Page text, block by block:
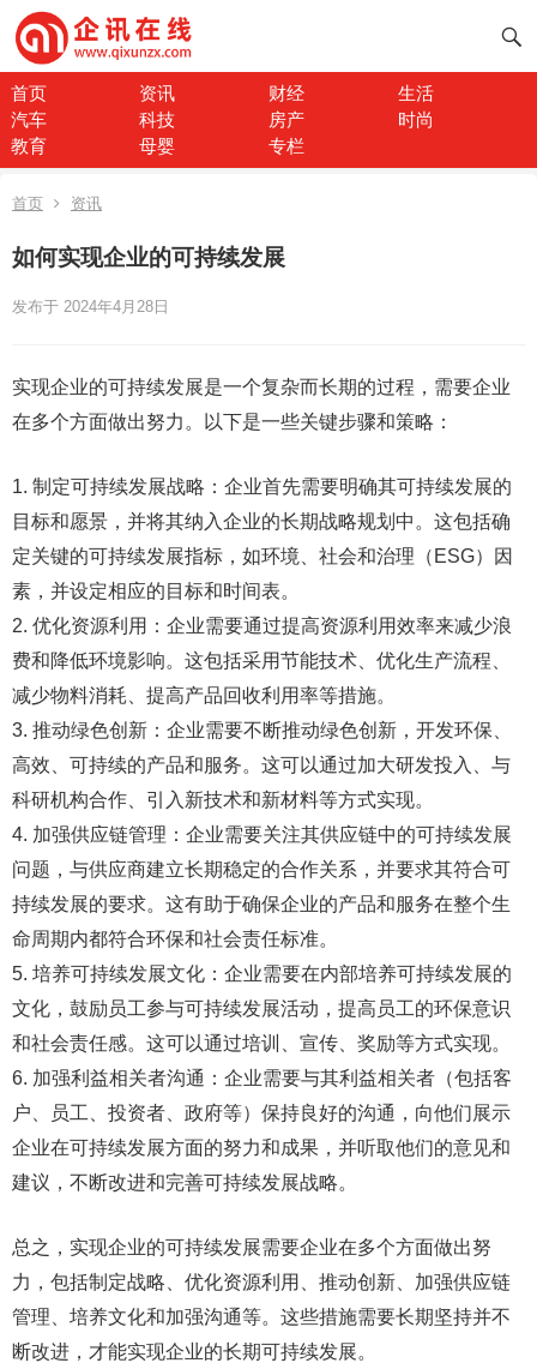
首页 资讯 财经
生活
汽车
科技 房产
时尚
教育
母婴 专栏
首页 资讯
如何实现企业的可持续发展
发布于 2024年4月28日
实现企业的可持续发展是一个复杂而长期的过程，需要企业
在多个方面做出努力。以下是一些关键步骤和策略：
1. 制定可持续发展战略：企业首先需要明确其可持续发展的
目标和愿景，并将其纳入企业的长期战略规划中。这包括确
定关键的可持续发展指标，如环境、社会和治理（ESG）因
素，并设定相应的目标和时间表。
2. 优化资源利用：企业需要通过提高资源利用效率来减少浪
费和降低环境影响。这包括采用节能技术、优化生产流程、
减少物料消耗、提高产品回收利用率等措施。
3. 推动绿色创新：企业需要不断推动绿色创新，开发环保、
高效、可持续的产品和服务。这可以通过加大研发投入、与
科研机构合作、引入新技术和新材料等方式实现。
4. 加强供应链管理：企业需要关注其供应链中的可持续发展
问题，与供应商建立长期稳定的合作关系，并要求其符合可
持续发展的要求。这有助于确保企业的产品和服务在整个生
命周期内都符合环保和社会责任标准。
5. 培养可持续发展文化：企业需要在内部培养可持续发展的
文化，鼓励员工参与可持续发展活动，提高员工的环保意识
和社会责任感。这可以通过培训、宣传、奖励等方式实现。
6. 加强利益相关者沟通：企业需要与其利益相关者（包括客
户、员工、投资者、政府等）保持良好的沟通，向他们展示
企业在可持续发展方面的努力和成果，并听取他们的意见和
建议，不断改进和完善可持续发展战略。
总之，实现企业的可持续发展需要企业在多个方面做出努
力，包括制定战略、优化资源利用、推动创新、加强供应链
管理、培养文化和加强沟通等。这些措施需要长期坚持并不
断改进，才能实现企业的长期可持续发展。